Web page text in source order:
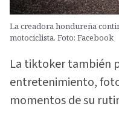
La creadora hondureña
motociclista. Foto: Facebook
La tiktoker también
entretenimiento,
momentos de su